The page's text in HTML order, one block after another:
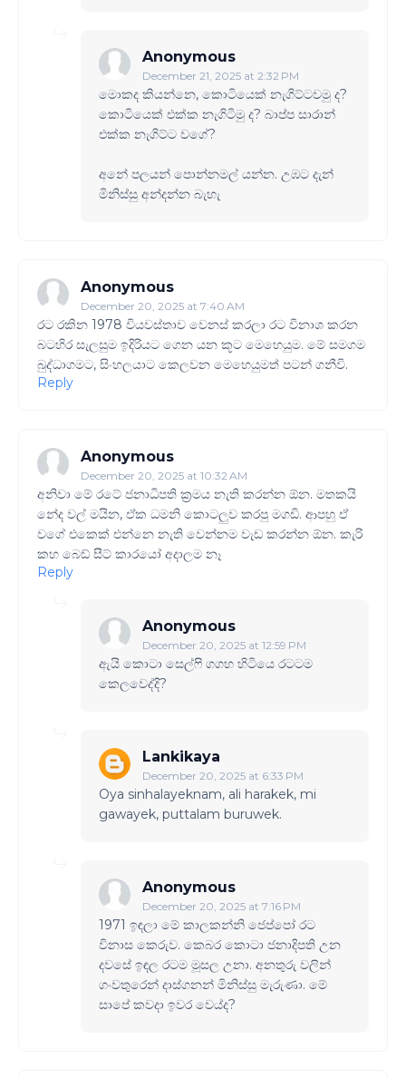
Anonymous
December 21, 2025 at 2:32 PM
මොකද කියන්නෙ, කොටියෙක් නැගිට්ටවමු ද?
කොටියෙක් එක්ක නැගිටිමු ද? බාප්ප සාරාන්
එක්ක නැගිට්ට වගේ?
අනේ පලයන් පොන්නමල් යන්න. උඹට දැන්
මිනිස්සු අන්දන්න බැහැ
Anonymous
December 20, 2025 at 7:40 AM
රට රකින 1978 වියවස්තාව වෙනස් කරලා රට විනාශ කරන
බටහිර සැලසුම ඉදිරියට ගෙන යන කූට මෙහෙයුම. මේ සමගම
බුද්ධාගමට, සිංහලයාට කෙලවන මෙහෙයුමත් පටන් ගනීවි.
Reply
Anonymous
December 20, 2025 at 10:32 AM
අනිවා මේ රටේ ජනාධිපති ක්‍රමය නැති කරන්න ඕන. මතකයි
නේද වල් මයින, ඒක ධමනි කොටලුව කරපු මගඩි. ආපහු ඒ
වගේ එකෙක් එන්නෙ නැති වෙන්නම වැඩ කරන්න ඕන. කැරි
කහ බෙඩ් සීට් කාරයෝ අදාලම නෑ
Reply
Anonymous
December 20, 2025 at 12:59 PM
ඇයි කොටා සෙල්ෆි ගගහ හිටියෙ රටටම
කෙලවෙද්දි?
Lankikaya
December 20, 2025 at 6:33 PM
Oya sinhalayeknam, ali harakek, mi
gawayek, puttalam buruwek.
Anonymous
December 20, 2025 at 7:16 PM
1971 ඉඳලා මේ කාලකන්නි ජෙප්පෝ රට
විනාස කෙරුව. කෙබර කොටා ජනාදිපති උන
දවසේ ඉඳල රටම මූසල උනා. අනතුරු වලින්
ගංවතුරෙන් දාස්ගනන් මිනිස්සු මැරුණා. මේ
සාපේ කවදා ඉවර වෙය්ද?